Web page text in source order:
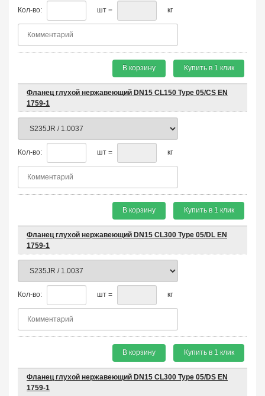
Кол-во: шт = кг
В корзину Купить в 1 клик
Фланец глухой нержавеющий DN15 CL150 Type 05/CS EN
1759-1
Кол-во: шт = кг
В корзину Купить в 1 клик
Фланец глухой нержавеющий DN15 CL300 Type 05/DL EN
1759-1
Кол-во: шт = кг
В корзину Купить в 1 клик
Фланец глухой нержавеющий DN15 CL300 Type 05/DS EN
1759-1